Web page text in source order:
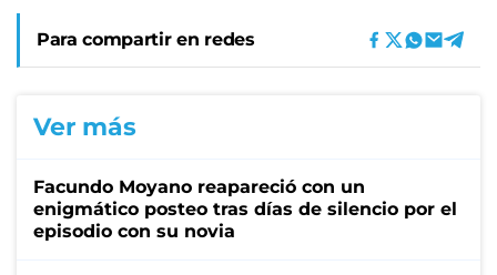
Para compartir en redes
Ver más
Facundo Moyano reapareció con un
enigmático posteo tras días de silencio por el
episodio con su novia